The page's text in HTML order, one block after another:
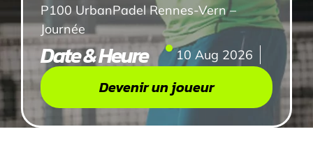
P100 UrbanPadel Rennes-Vern –
Journée
Date & Heure 10 Aug 2026
Devenir un joueur